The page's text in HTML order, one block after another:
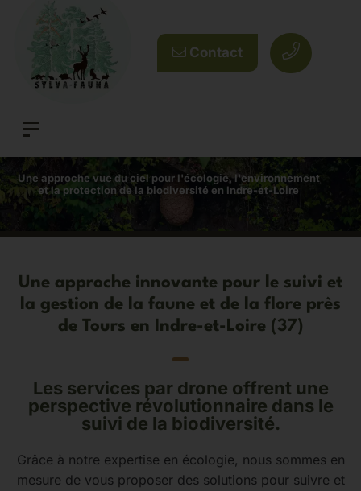
Contact
Une approche vue du ciel pour l'écologie, l'environnement
et la protection de la biodiversité en Indre-et-Loire
Une approche innovante pour le suivi et
la gestion de la faune et de la flore près
de Tours en Indre-et-Loire (37)
Les services par drone offrent une
perspective révolutionnaire dans le
suivi de la biodiversité.
Grâce à notre expertise en écologie, nous sommes en
mesure de vous proposer des solutions pour suivre et